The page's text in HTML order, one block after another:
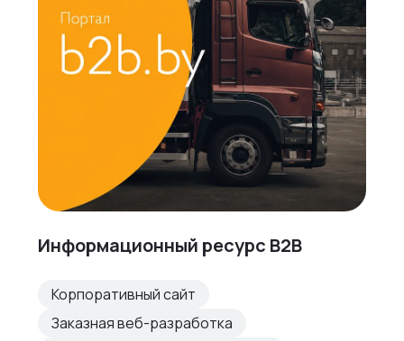
Информационный ресурс B2B
Корпоративный сайт
Заказная веб-разработка